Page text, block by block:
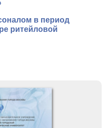
в период
ритейловой